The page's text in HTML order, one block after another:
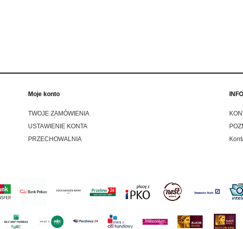
Moje konto
TWOJE ZAMÓWIENIA
USTAWIENIE KONTA
PRZECHOWALNIA